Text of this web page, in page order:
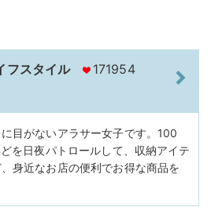
フスタイル 171954
目がないアラサー女子です。100
を日夜パトロールして、収納アイテ
身近なお店の便利でお得な商品を